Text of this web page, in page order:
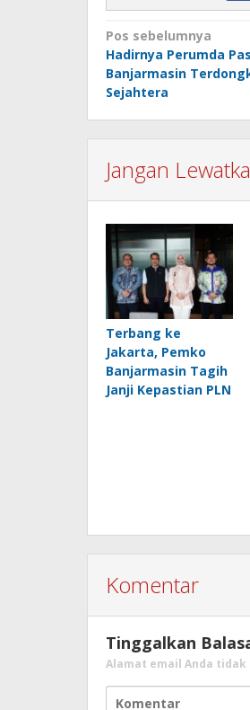
Navigasi
pos
Pos sebelumnya
Hadirnya Perumda
Banjarmasin
Sejahtera
Jangan
Terbang ke
Jakarta, Pemko
Banjarmasin Tagih
Janji Kepastian PLN
Komentar
Tinggalkan
Alamat email Anda